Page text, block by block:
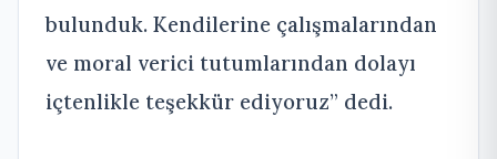
bulunduk. Kendilerine çalışmalarından
ve moral verici tutumlarından dolayı
içtenlikle teşekkür ediyoruz” dedi.